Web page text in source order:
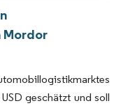
geschätzt und soll